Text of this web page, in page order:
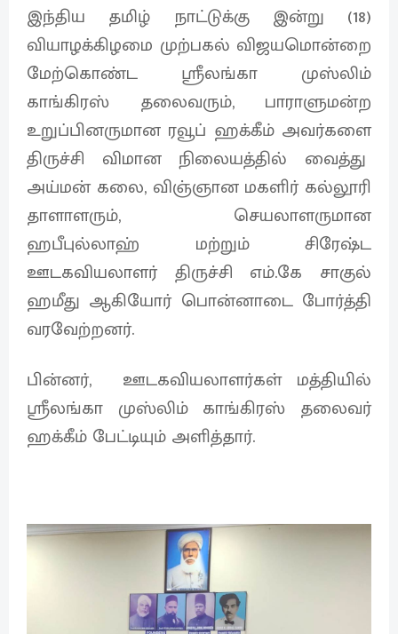
இந்திய தமிழ் நாட்டுக்கு இன்று (18)
வியாழக்கிழமை முற்பகல் விஜயமொன்றை
மேற்கொண்ட ஸ்ரீலங்கா முஸ்லிம்
காங்கிரஸ் தலைவரும், பாராளுமன்ற
உறுப்பினருமான ரவூப் ஹக்கீம் அவர்களை
திருச்சி விமான நிலையத்தில் வைத்து
அய்மன் கலை, விஞ்ஞான மகளிர் கல்லூரி
தாளாளரும், செயலாளருமான
ஹபீபுல்லாஹ் மற்றும் சிரேஷ்ட
ஊடகவியலாளர் திருச்சி எம்.கே சாகுல்
ஹமீது ஆகியோர் பொன்னாடை போர்த்தி
வரவேற்றனர்.
பின்னர், ஊடகவியலாளர்கள் மத்தியில்
ஸ்ரீலங்கா முஸ்லிம் காங்கிரஸ் தலைவர்
ஹக்கீம் பேட்டியும் அளித்தார்.